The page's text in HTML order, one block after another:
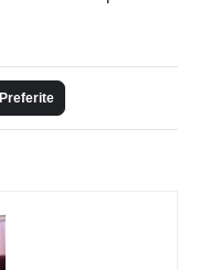
Preferite